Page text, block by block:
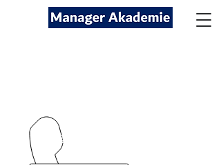
kontakt@managerakademie.com